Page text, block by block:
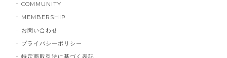
COMMUNITY
MEMBERSHIP
お問い合わせ
プライバシーポリシー
特定商取引法に基づく表記